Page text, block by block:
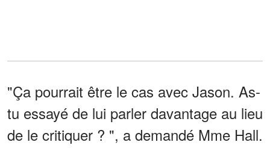
"Ça pourrait être le cas avec Jason. As-
tu essayé de lui parler davantage au lieu
de le critiquer ? ", a demandé Mme Hall.